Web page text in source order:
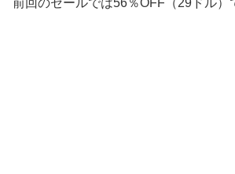
前回のセールでは56％OFF（29ドル）